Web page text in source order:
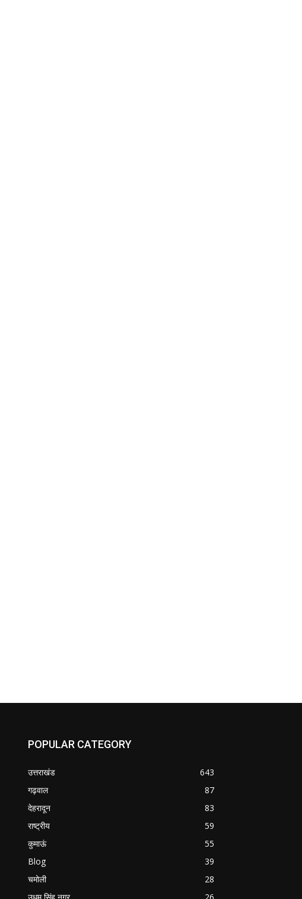
POPULAR CATEGORY
उत्तराखंड
643
गढ़वाल
87
देहरादून
83
राष्ट्रीय
59
कुमाऊं
55
Blog
39
चमोली
28